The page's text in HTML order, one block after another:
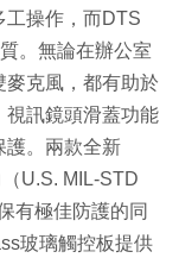
工操作，而DTS
。無論在辦公室
克風，都有助於
視訊鏡頭滑蓋功能
護。兩款全新
U.S. MIL-STD
有極佳防護的同
玻璃觸控板提供